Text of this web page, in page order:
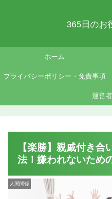
365日のお
ホーム
プライバシーポリシー・免責事項
運営
【楽勝】親戚付き合
法！嫌われないため
人間関係